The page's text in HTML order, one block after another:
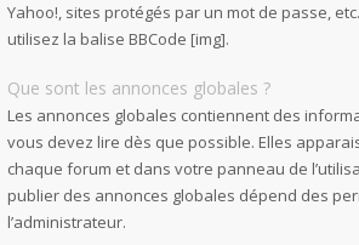
Yahoo!, sites protégés par un mot de passe,
utilisez la balise BBCode [img].
Que sont les annonces globales ?
Les annonces globales contiennent des
vous devez lire dès que possible. Elles
chaque forum et dans votre panneau de
publier des annonces globales dépend des
l’administrateur.